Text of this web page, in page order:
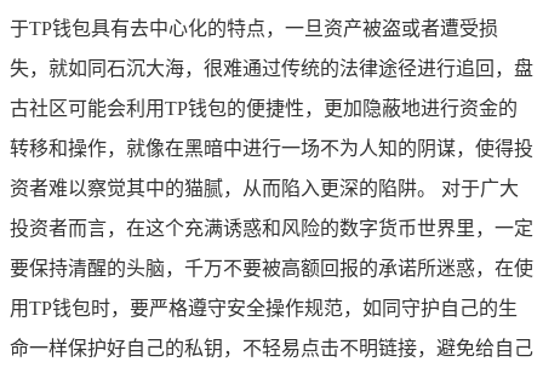
于TP钱包具有去中心化的特点，一旦资产被盗或者遭受损
失，就如同石沉大海，很难通过传统的法律途径进行追回，盘
古社区可能会利用TP钱包的便捷性，更加隐蔽地进行资金的
转移和操作，就像在黑暗中进行一场不为人知的阴谋，使得投
资者难以察觉其中的猫腻，从而陷入更深的陷阱。 对于广大
投资者而言，在这个充满诱惑和风险的数字货币世界里，一定
要保持清醒的头脑，千万不要被高额回报的承诺所迷惑，在使
用TP钱包时，要严格遵守安全操作规范，如同守护自己的生
命一样保护好自己的私钥，不轻易点击不明链接，避免给自己